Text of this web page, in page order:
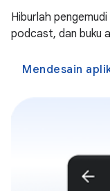
Hiburlah
podcast, dan buku
Mendesain